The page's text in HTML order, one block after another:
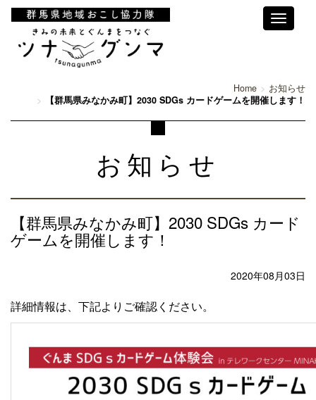
Toggle
Home
お知らせ
【群馬県みなかみ町】2030 SDGs カードゲームを開催します！
お知らせ
【群馬県みなかみ町】2030 SDGs カード
ゲームを開催します！
2020年08月03日
詳細情報は、下記よりご確認ください。